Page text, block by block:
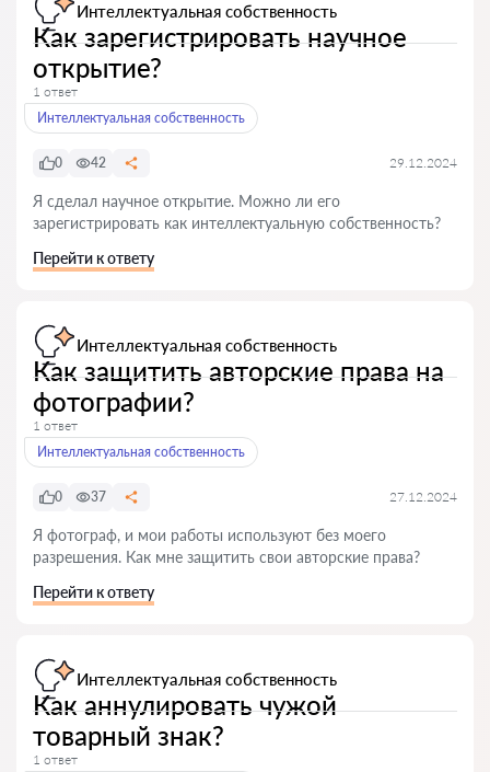
Интеллектуальная собственность
Как зарегистрировать научное
открытие?
1 ответ
Интеллектуальная собственность
0 42 29.12.2024
Я сделал научное открытие. Можно ли его
зарегистрировать как интеллектуальную собственность?
Перейти к ответу
Интеллектуальная собственность
Как защитить авторские права на
фотографии?
1 ответ
Интеллектуальная собственность
0 37 27.12.2024
Я фотограф, и мои работы используют без моего
разрешения. Как мне защитить свои авторские права?
Перейти к ответу
Интеллектуальная собственность
Как аннулировать чужой
товарный знак?
1 ответ